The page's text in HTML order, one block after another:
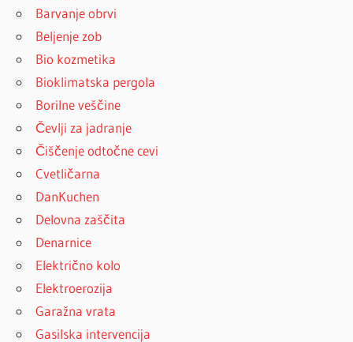
Barvanje obrvi
Beljenje zob
Bio kozmetika
Bioklimatska pergola
Borilne veščine
Čevlji za jadranje
Čiščenje odtočne cevi
Cvetličarna
DanKuchen
Delovna zaščita
Denarnice
Električno kolo
Elektroerozija
Garažna vrata
Gasilska intervencija